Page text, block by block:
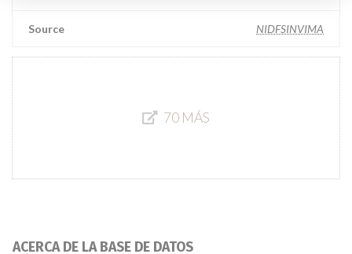
Source NIDFSINVIMA
70 MÁS
ACERCA DE LA BASE DE DATOS